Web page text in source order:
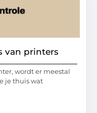
van printers
wordt er meestal
je thuis wat